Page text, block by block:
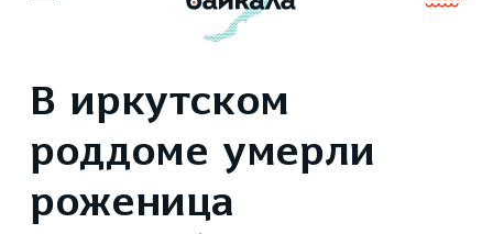
В иркутском
роддоме умерли
роженица